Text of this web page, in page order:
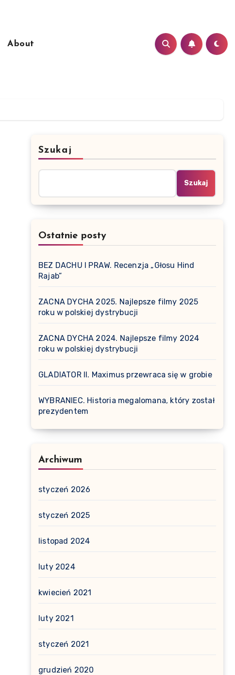
About
Szukaj
Szukaj
Ostatnie posty
BEZ DACHU I PRAW. Recenzja „Głosu Hind
Rajab”
ZACNA DYCHA 2025. Najlepsze filmy 2025
roku w polskiej dystrybucji
ZACNA DYCHA 2024. Najlepsze filmy 2024
roku w polskiej dystrybucji
GLADIATOR II. Maximus przewraca się w grobie
WYBRANIEC. Historia megalomana, który został
prezydentem
Archiwum
styczeń 2026
styczeń 2025
listopad 2024
luty 2024
kwiecień 2021
luty 2021
styczeń 2021
grudzień 2020